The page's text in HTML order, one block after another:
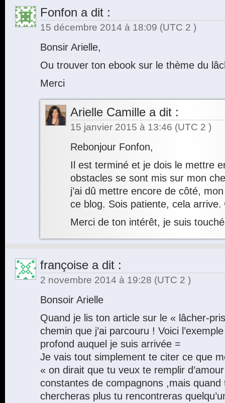
Fonfon a dit :
15 décembre 2014 à 18:09 (UTC 2 )
Bonsir Arielle,
Ou trouver ton ebook sur le thème du
Merci
Arielle Camille a dit :
15 janvier 2015 à 13:46 (UTC 2 )
Rebonjour Fonfon,
Il est terminé et je dois le mettre
obstacles se sont mis sur mon
j’ai dû mettre encore de côté,
ce blog. Sois patiente, cela arrive.
Merci de ton intérêt, je suis
françoise a dit :
2 novembre 2014 à 19:28 (UTC 2 )
Bonsoir Arielle
Quand je lis ton article sur le « lâcher-
chemin que j’ai parcouru ! Voici
profond auquel je suis arrivée =
Je vais tout simplement te citer ce que
« on dirait que tu veux te remplir
constantes de compagnons ,mais
chercheras plus tu rencontreras